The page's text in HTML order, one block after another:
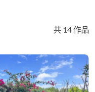
共 14 作品